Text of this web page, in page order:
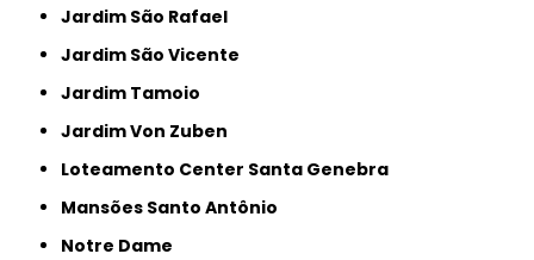
Jardim São Rafael
Jardim São Vicente
Jardim Tamoio
Jardim Von Zuben
Loteamento Center Santa Genebra
Mansões Santo Antônio
Notre Dame